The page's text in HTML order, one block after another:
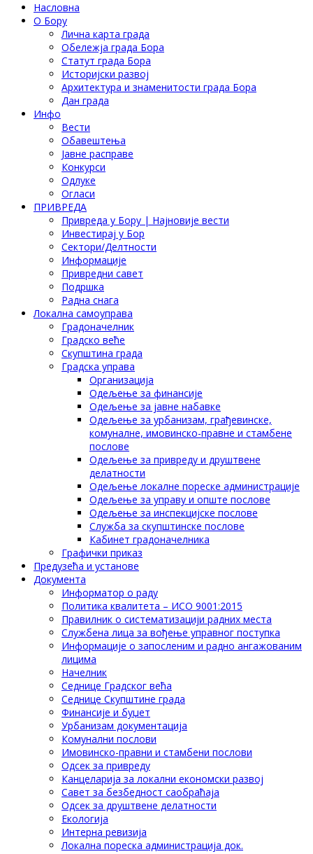
Насловна
О Бору
Лична карта града
Обележја града Бора
Статут града Бора
Историјски развој
Архитектура и знаменитости града Бора
Дан града
Инфо
Вести
Обавештења
Јавне расправе
Конкурси
Одлуке
Огласи
ПРИВРЕДА
Привреда у Бору | Најновије вести
Инвестирај у Бор
Сектори/Делтности
Информације
Привредни савет
Подршка
Радна снага
Локална самоуправа
Градоначелник
Градско веће
Скупштина града
Градска управа
Организација
Одељење за финансије
Одељење за јавне набавке
Одељење за урбанизам, грађевинске,
комуналне, имовинско-правне и стамбене
послове
Одељење за привреду и друштвене
делатности
Одељење локалне пореске администрације
Одељење за управу и опште послове
Одељење за инспекцијске послове
Служба за скупштинске послове
Кабинет градоначелника
Графички приказ
Предузећа и установе
Документа
Информатор о раду
Политика квалитета – ИСО 9001:2015
Правилник о систематизацији радних места
Службена лица за вођење управног поступка
Информације о запосленим и радно ангажованим
лицима
Начелник
Седнице Градског већа
Седнице Скупштине града
Финансије и буџет
Урбанизам документација
Комунални послови
Имовинско-правни и стамбени послови
Одсек за привреду
Канцеларија за локални економски развој
Савет за безбедност саобраћаја
Одсек за друштвене делатности
Eкологија
Интерна ревизија
Локална пореска администрација док.